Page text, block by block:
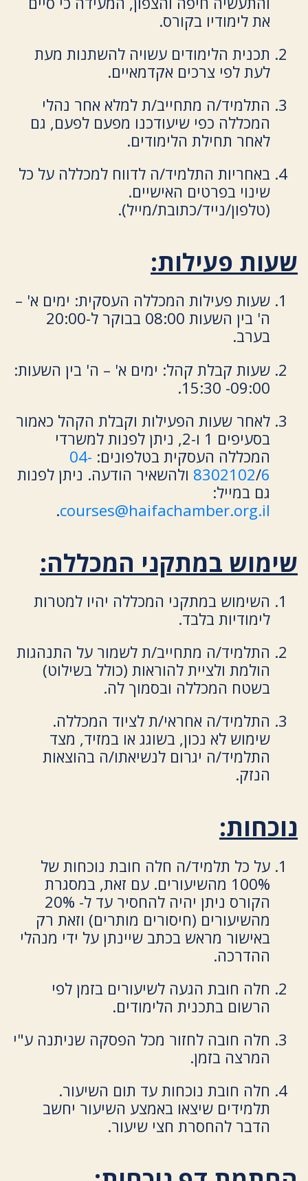
את לימודיו בקורס.
תכנית הלימודים עשויה להשתנות מעת
לעת לפי צרכים אקדמאיים.
התלמיד/ה מתחייב/ת למלא אחר נהלי
המכללה כפי שיעודכנו מפעם לפעם, גם
לאחר תחילת הלימודים.
באחריות התלמיד/ה לדווח למכללה על כל
שינוי בפרטים האישיים.
(טלפון/נייד/כתובת/מייל).
שעות פעילות:
שעות פעילות המכללה העסקית: ימים א' –
ה' בין השעות 08:00 בבוקר ל-20:00
בערב.
שעות קבלת קהל: ימים א' – ה' בין השעות:
09:00- 15:30.
לאחר שעות הפעילות וקבלת הקהל כאמור
בסעיפים 1 ו-2, ניתן לפנות למשרדי
המכללה העסקית בטלפונים: 04-
8302102/6
ולהשאיר הודעה. ניתן לפנות
גם במייל:
courses@haifachamber.org.il
.
שימוש במתקני המכללה:
השימוש במתקני המכללה יהיו למטרות
לימודיות בלבד.
התלמיד/ה מתחייב/ת לשמור על התנהגות
הולמת ולציית להוראות (כולל בשילוט)
בשטח המכללה ובסמוך לה.
התלמיד/ה אחראי/ת לציוד המכללה.
שימוש לא נכון, בשוגג או במזיד, מצד
התלמיד/ה יגרום לנשיאתו/ה בהוצאות
הנזק.
נוכחות:
על כל תלמיד/ה חלה חובת נוכחות של
100% מהשיעורים. עם זאת, במסגרת
הקורס ניתן יהיה להחסיר עד ל- 20%
מהשיעורים (חיסורים מותרים) וזאת רק
באישור מראש בכתב שיינתן על ידי מנהלי
ההדרכה.
חלה חובת הגעה לשיעורים בזמן לפי
הרשום בתכנית הלימודים.
חלה חובה לחזור מכל הפסקה שניתנה ע"י
המרצה בזמן.
חלה חובת נוכחות עד תום השיעור.
תלמידים שיצאו באמצע השיעור יחשב
הדבר להחסרת חצי שיעור.